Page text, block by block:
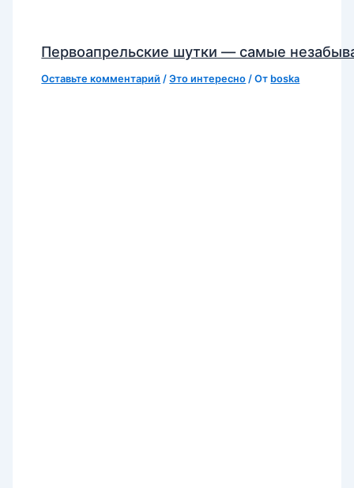
Первоапрельские шутки — самые
Оставьте комментарий /Это интересно / От boska